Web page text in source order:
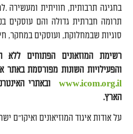
בחגיגה תרבותית, חוויתית ומעשירה
תרומה חברתית גדולה והם עוסקים
סוגיות שבמחלוקת, ועוסקים במחקר,
רשימת המוזאונים הפתוחים
והפעילויות השונות מפורסמת באתר
www.icom.org.il
ובאתרי
הארץ.
על אודות איגוד המוזיאונים ואיקו"ם